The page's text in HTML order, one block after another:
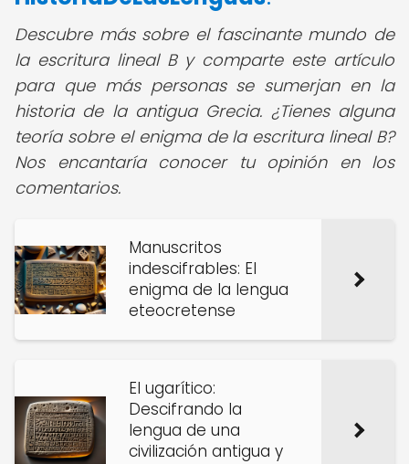
Descubre más sobre el fascinante mundo de
la escritura lineal B y comparte este artículo
para que más personas se sumerjan en la
historia de la antigua Grecia. ¿Tienes alguna
teoría sobre el enigma de la escritura lineal B?
Nos encantaría conocer tu opinión en los
comentarios.
Manuscritos
indescifrables: El
enigma de la lengua
eteocretense
El ugarítico:
Descifrando la
lengua de una
civilización antigua y